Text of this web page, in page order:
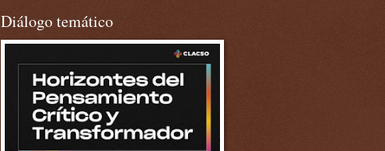
Diálogo temático